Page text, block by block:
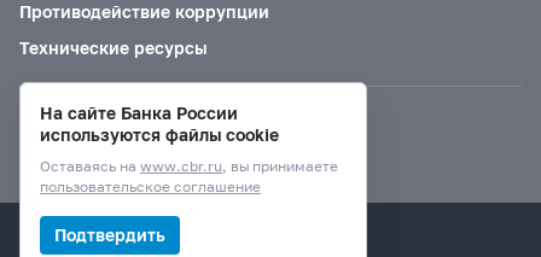
Противодействие коррупции
Технические ресурсы
Версия для слабовидящих
© Банк России, 2000–2026.
На сайте Банка России
используются файлы cookie
Оставаясь на www.cbr.ru, вы принимаете
пользовательское соглашение
Подтвердить